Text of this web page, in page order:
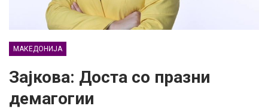
МАКЕДОНИЈА
Зајкова: Доста со празни
демагогии